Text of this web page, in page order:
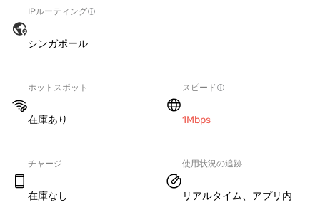
IPルーティング
シンガポール
ホットスポット
在庫あり
スピード
1Mbps
チャージ
在庫なし
使用状況の追跡
リアルタイム、アプリ内